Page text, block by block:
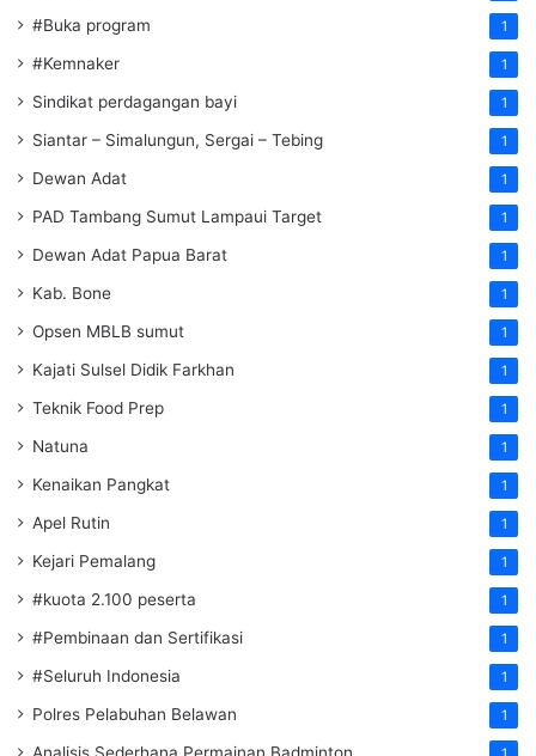
#Buka program 1
#Kemnaker 1
Sindikat perdagangan bayi 1
Siantar – Simalungun, Sergai – Tebing 1
Dewan Adat 1
PAD Tambang Sumut Lampaui Target 1
Dewan Adat Papua Barat 1
Kab. Bone 1
Opsen MBLB sumut 1
Kajati Sulsel Didik Farkhan 1
Teknik Food Prep 1
Natuna 1
Kenaikan Pangkat 1
Apel Rutin 1
Kejari Pemalang 1
#kuota 2.100 peserta 1
#Pembinaan dan Sertifikasi 1
#Seluruh Indonesia 1
Polres Pelabuhan Belawan 1